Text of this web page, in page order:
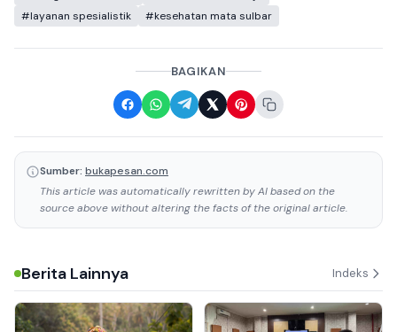
#layanan spesialistik
#kesehatan mata sulbar
BAGIKAN
Sumber: bukapesan.com
This article was automatically rewritten by AI based on the
source above without altering the facts of the original article.
Berita Lainnya Indeks